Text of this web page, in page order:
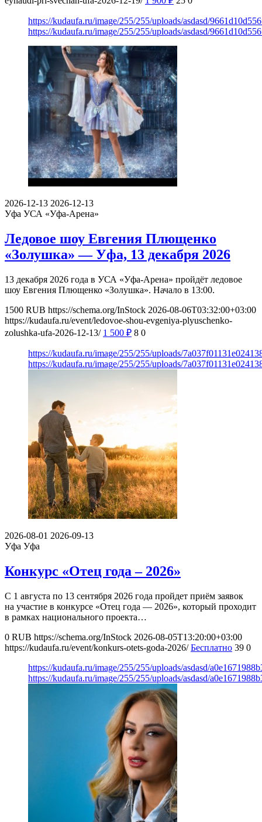
https://kudaufa.ru/image/255/255/uploads/asdasd/
https://kudaufa.ru/image/255/255/uploads/asdasd/
2026-12-13 2026-12-13
Уфа УСА «Уфа-Арена»
Ледовое шоу Евгения Плющенко
«Золушка» — Уфа, 13 декабря 2026
13 декабря 2026 года в УСА «Уфа-Арена» пройдёт ледовое
шоу Евгения Плющенко «Золушка». Начало в 13:00.
1500 RUB https://schema.org/InStock 2026-08-06T03:32:00+03:00
https://kudaufa.ru/event/ledovoe-shou-evgeniya-plyuschenko-
zolushka-ufa-2026-12-13/ 1 500 ₽ 8 0
https://kudaufa.ru/image/255/255/uploads/
https://kudaufa.ru/image/255/255/uploads/
2026-08-01 2026-09-13
Уфа Уфа
Конкурс «Отец года – 2026»
С 1 августа по 13 сентября 2026 года пройдет приём заявок
на участие в конкурсе «Отец года — 2026», который проходит
в рамках национального проекта…
0 RUB https://schema.org/InStock 2026-08-05T13:20:00+03:00
https://kudaufa.ru/event/konkurs-otets-goda-2026/ Бесплатно 39 0
https://kudaufa.ru/image/255/255/uploads/asdasd/
https://kudaufa.ru/image/255/255/uploads/asdasd/